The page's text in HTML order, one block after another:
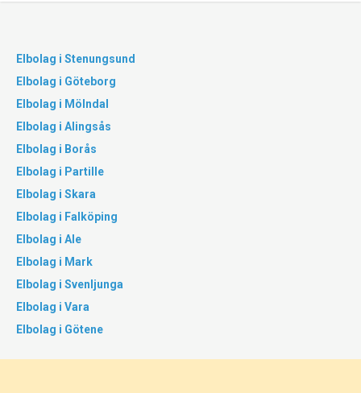
Elbolag i Stenungsund
Elbolag i Göteborg
Elbolag i Mölndal
Elbolag i Alingsås
Elbolag i Borås
Elbolag i Partille
Elbolag i Skara
Elbolag i Falköping
Elbolag i Ale
Elbolag i Mark
Elbolag i Svenljunga
Elbolag i Vara
Elbolag i Götene